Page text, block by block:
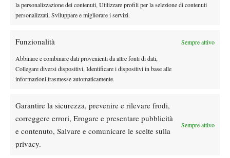
la personalizzazione dei contenuti, Utilizzare profili per la selezione di contenuti
personalizzati, Sviluppare e migliorare i servizi.
Funzionalità Sempre attivo
Abbinare e combinare dati provenienti da altre fonti di dati,
Collegare diversi dispositivi, Identificare i dispositivi in base alle
informazioni trasmesse automaticamente.
Garantire la sicurezza, prevenire e rilevare frodi,
correggere errori, Erogare e presentare pubblicità
e contenuto, Salvare e comunicare le scelte sulla
privacy.
Sempre attivo
News
Atp
Masters 1000 Montreal 2026: medical time
News Wta
WTA 1000 Toronto 2026: pioggia pesante,